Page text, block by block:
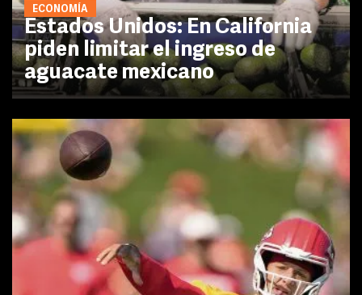
ECONOMÍA
Estados Unidos: En California
piden limitar el ingreso de
aguacate mexicano